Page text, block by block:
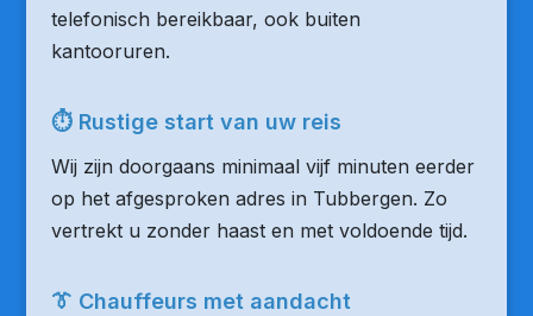
telefonisch bereikbaar, ook buiten
kantooruren.
⏱ Rustige start van uw reis
Wij zijn doorgaans minimaal vijf minuten eerder
op het afgesproken adres in Tubbergen. Zo
vertrekt u zonder haast en met voldoende tijd.
👔 Chauffeurs met aandacht